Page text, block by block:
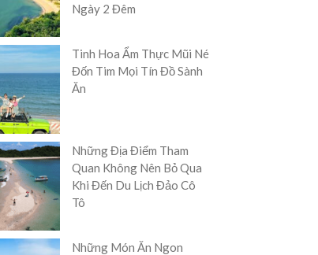
Ngày 2 Đêm
Tinh Hoa Ẩm Thực Mũi Né
Đốn Tim Mọi Tín Đồ Sành
Ăn
Những Địa Điểm Tham
Quan Không Nên Bỏ Qua
Khi Đến Du Lịch Đảo Cô
Tô
Những Món Ăn Ngon